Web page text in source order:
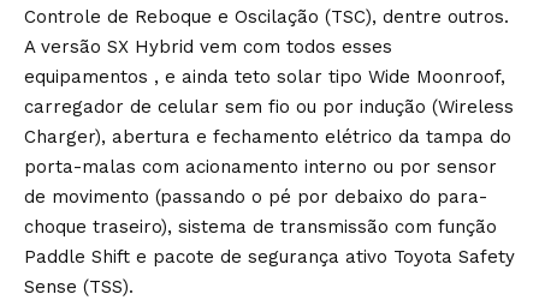
Controle de Reboque e Oscilação (TSC), dentre outros.
A versão SX Hybrid vem com todos esses
equipamentos , e ainda teto solar tipo Wide Moonroof,
carregador de celular sem fio ou por indução (Wireless
Charger), abertura e fechamento elétrico da tampa do
porta-malas com acionamento interno ou por sensor
de movimento (passando o pé por debaixo do para-
choque traseiro), sistema de transmissão com função
Paddle Shift e pacote de segurança ativo Toyota Safety
Sense (TSS).